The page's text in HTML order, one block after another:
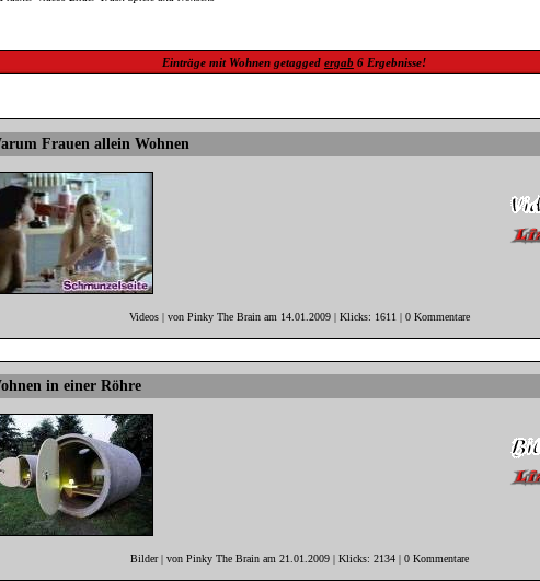
Einträge mit Wohnengetagged ergab 6Ergebnisse!
Frauen allein Wohnen
Videos | von Pinky The Brain am 14.01.2009 | Klicks: 1611 | 0 Kommentare
in einer Röhre
Bilder | von Pinky The Brain am 21.01.2009 | Klicks: 2134 | 0 Kommentare